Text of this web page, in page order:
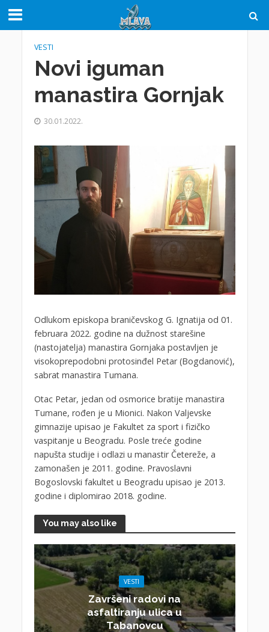
VESTI
Novi iguman
manastira Gornjak
30.01.2022.
Odlukom episkopa braničevskog G. Ignatija od 01.
februara 2022. godine na dužnost starešine
(nastojatelja) manastira Gornjaka postavljen je
visokoprepodobni protosinđel Petar (Bogdanović),
sabrat manastira Tumana.
Otac Petar, jedan od osmorice bratije manastira
Tumane, rođen je u Mionici. Nakon Valjevske
gimnazije upisao je Fakultet za sport i fizičko
vaspitanje u Beogradu. Posle treće godine
napušta studije i odlazi u manastir Četereže, a
zamonašen je 2011. godine. Pravoslavni
Bogoslovski fakultet u Beogradu upisao je 2013.
godine i diplomirao 2018. godine.
You may also like
VESTI
Završeni radovi na
asfaltiranju ulica u
Tabanovcu